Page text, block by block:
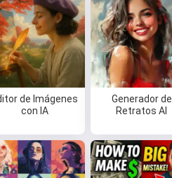
de Imágenes
con IA
Generador de
Retratos AI